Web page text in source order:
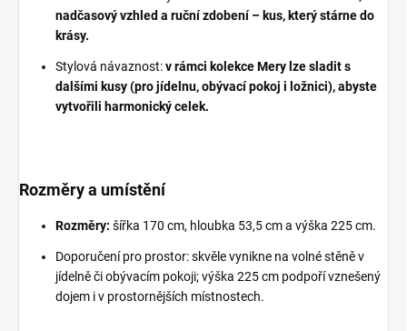
nadčasový vzhled a ruční zdobení – kus, který stárne do
krásy.
Stylová návaznost:v rámci kolekce Mery lze sladit s
dalšími kusy (pro jídelnu, obývací pokoj i ložnici), abyste
vytvořili harmonický celek.
Rozměry a umístění
Rozměry: šířka 170 cm, hloubka 53,5 cm a výška 225 cm.
Doporučení pro prostor: skvěle vynikne na volné stěně v
jídelně či obývacím pokoji; výška 225 cm podpoří vznešený
dojem i v prostornějších místnostech.